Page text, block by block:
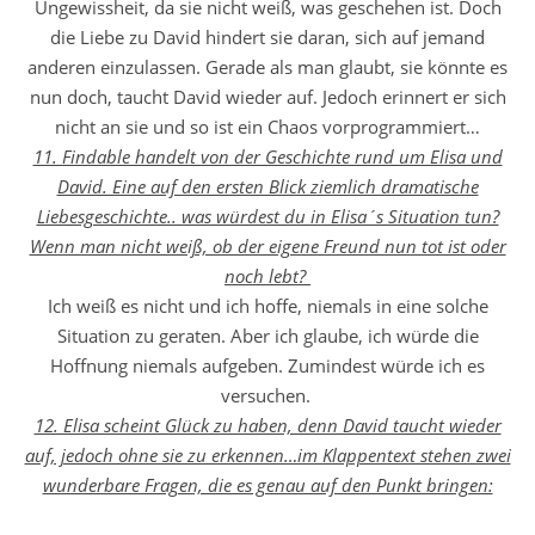
Ungewissheit, da sie nicht weiß, was geschehen ist. Doch
die Liebe zu David hindert sie daran, sich auf jemand
anderen einzulassen. Gerade als man glaubt, sie könnte es
nun doch, taucht David wieder auf. Jedoch erinnert er sich
nicht an sie und so ist ein Chaos vorprogrammiert…
11. Findable handelt von der Geschichte rund um Elisa und
David. Eine auf den ersten Blick ziemlich dramatische
Liebesgeschichte.. was würdest du in Elisa´s Situation tun?
Wenn man nicht weiß, ob der eigene Freund nun tot ist oder
noch lebt?
Ich weiß es nicht und ich hoffe, niemals in eine solche
Situation zu geraten. Aber ich glaube, ich würde die
Hoffnung niemals aufgeben. Zumindest würde ich es
versuchen.
12. Elisa scheint Glück zu haben, denn David taucht wieder
auf, jedoch ohne sie zu erkennen…im Klappentext stehen zwei
wunderbare Fragen, die es genau auf den Punkt bringen: